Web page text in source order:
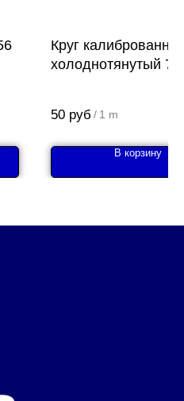
Круг
холоднотянутый 7
50 руб / 1 m
В корзину